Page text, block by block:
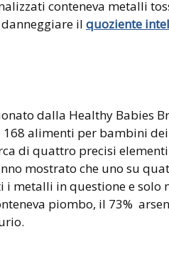
conteneva metalli
il quoziente
dalla Healthy Babies
168 alimenti per bambini
di quattro precisi
mostrato che uno su
metalli in questione e solo
piombo, il 73%